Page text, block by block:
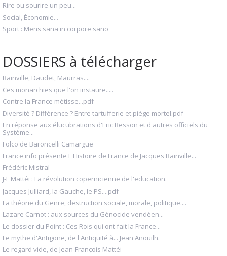
Rire ou sourire un peu...
Social, Économie...
Sport : Mens sana in corpore sano
DOSSIERS à télécharger
Bainville, Daudet, Maurras....
Ces monarchies que l'on instaure.....
Contre la France métisse...pdf
Diversité ? Différence ? Entre tartufferie et piège mortel.pdf
En réponse aux élucubrations d'Eric Besson et d'autres officiels du
Système...
Folco de Baroncelli Camargue
France info présente L'Histoire de France de Jacques Bainville...
Frédéric Mistral
J-F Mattéi : La révolution copernicienne de l'education.
Jacques Julliard, la Gauche, le PS....pdf
La théorie du Genre, destruction sociale, morale, politique....
Lazare Carnot : aux sources du Génocide vendéen...
Le dossier du Point : Ces Rois qui ont fait la France...
Le mythe d'Antigone, de l'Antiquité à... Jean Anouilh.
Le regard vide, de Jean-François Mattéi